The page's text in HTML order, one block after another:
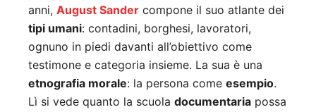
anni, August Sander compone il suo atlante dei
tipi umani: contadini, borghesi, lavoratori,
ognuno in piedi davanti all’obiettivo come
testimone e categoria insieme. La sua è una
etnografia morale: la persona come esempio.
Lì si vede quanto la scuola documentaria possa